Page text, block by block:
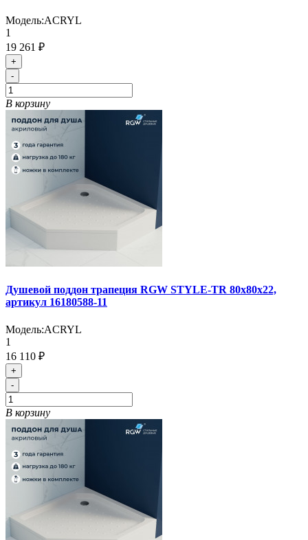
Модель:ACRYL
1
19 261 ₽
+
-
В корзину
Душевой поддон трапеция RGW STYLE-TR 80х80х22,
артикул 16180588-11
Модель:ACRYL
1
16 110 ₽
+
-
В корзину